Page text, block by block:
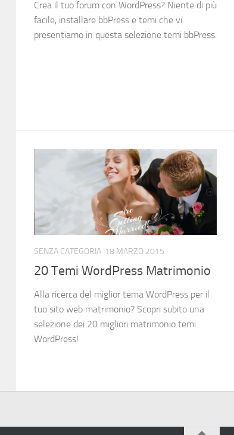
Crea il tuo forum con WordPress? Niente di più
facile, installare bbPress e temi che vi
presentiamo in questa selezione temi bbPress.
SENZA CATEGORIA 18 MARZO 2015
20 Temi WordPress Matrimonio
Alla ricerca del miglior tema WordPress per il
tuo sito web matrimonio? Scopri subito una
selezione dei 20 migliori matrimonio temi
WordPress!